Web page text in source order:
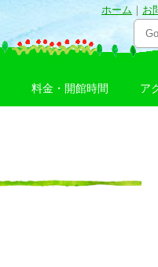
ホーム ｜ お
料金・開館時間 ア